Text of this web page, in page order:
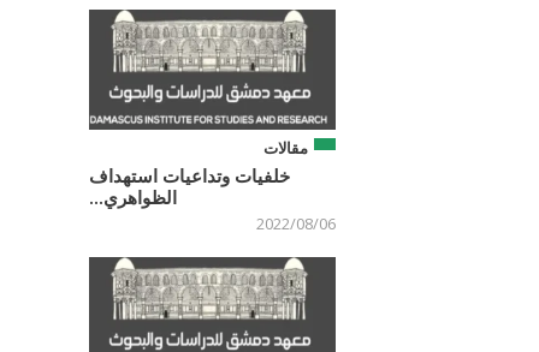
مقالات
خلفيات وتداعيات استهداف
الظواهري...
2022/08/06